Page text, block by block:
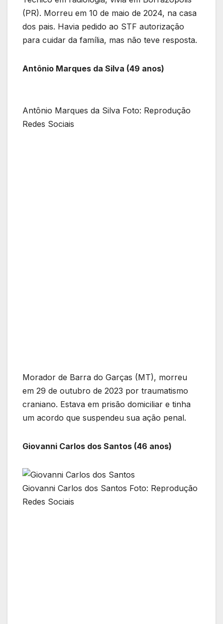
(PR). Morreu em 10 de maio de 2024, na casa
dos pais. Havia pedido ao STF autorização
para cuidar da família, mas não teve resposta.
Antônio Marques da Silva (49 anos)
Antônio Marques da Silva Foto: Reprodução
Redes Sociais
Morador de Barra do Garças (MT), morreu
em 29 de outubro de 2023 por traumatismo
craniano. Estava em prisão domiciliar e tinha
um acordo que suspendeu sua ação penal.
Giovanni Carlos dos Santos (46 anos)
Giovanni Carlos dos Santos Foto: Reprodução
Redes Sociais